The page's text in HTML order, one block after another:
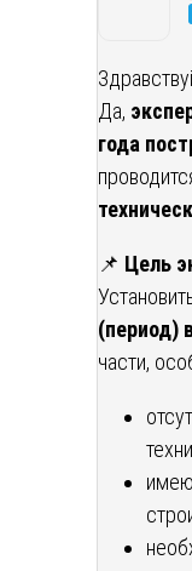
Да,
года
📌 Цель
(период)
части,